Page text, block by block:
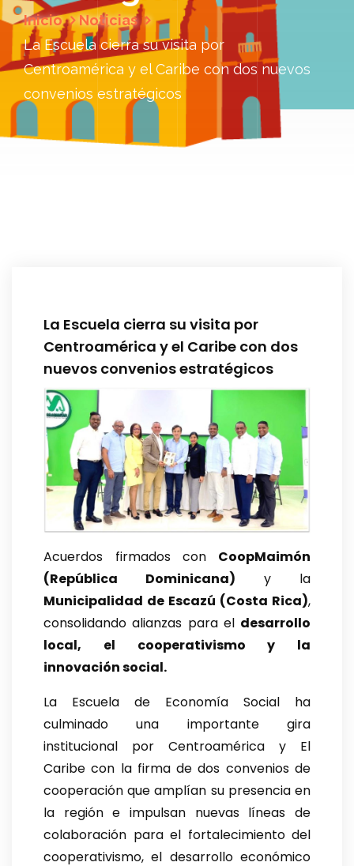
Inicio
Noticias
La Escuela cierra su visita por
Centroamérica y el Caribe con dos nuevos
convenios estratégicos
La Escuela cierra su visita por
Centroamérica y el Caribe con dos
nuevos convenios estratégicos
Acuerdos firmados con CoopMaimón
(República Dominicana) y la
Municipalidad de Escazú (Costa Rica),
consolidando alianzas para el desarrollo
local, el cooperativismo y la
innovación social.
La Escuela de Economía Social ha
culminado una importante gira
institucional por Centroamérica y El
Caribe con la firma de dos convenios de
cooperación que amplían su presencia en
la región e impulsan nuevas líneas de
colaboración para el fortalecimiento del
cooperativismo, el desarrollo económico